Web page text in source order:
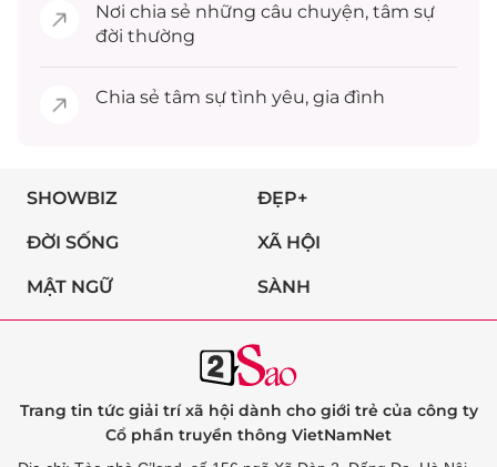
Nơi chia sẻ những câu chuyện, tâm sự
đời thường
Chia sẻ tâm sự tình yêu, gia đình
SHOWBIZ ĐẸP+
ĐỜI SỐNG XÃ HỘI
MẬT NGỮ SÀNH
Trang tin tức giải trí xã hội dành cho giới trẻ của công ty
Cổ phần truyền thông VietNamNet